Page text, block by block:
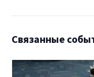
Связанные